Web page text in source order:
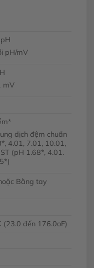
pH/mV
mV
dịch đệm chuẩn
4.01, 7.01, 10.01,
(pH 1.68*, 4.01.
Bằng tay
(23.0 đến 176.0oF)